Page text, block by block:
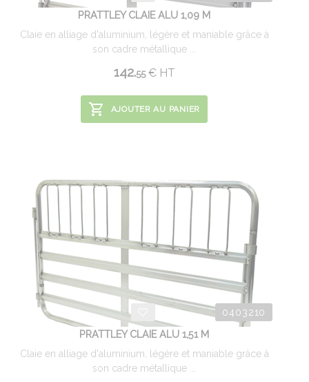
PRATTLEY CLAIE ALU 1,09 M
Claie en alliage d'aluminium, légère et maniable grâce à
son cadre métallique ...
142.55 €HT
AJOUTER AU PANIER
0403210
PRATTLEY CLAIE ALU 1,51 M
Claie en alliage d'aluminium, légère et maniable grâce à
son cadre métallique ...